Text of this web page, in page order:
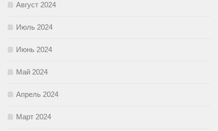
Август 2024
Июль 2024
Июнь 2024
Май 2024
Апрель 2024
Март 2024